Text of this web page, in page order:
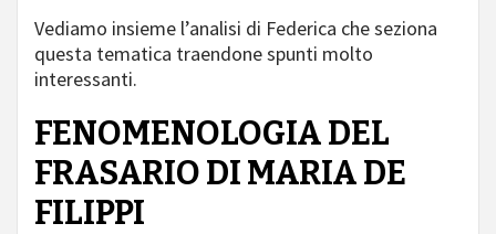
Vediamo insieme l’analisi di Federica che seziona
questa tematica traendone spunti molto
interessanti.
FENOMENOLOGIA DEL
FRASARIO DI MARIA DE
FILIPPI